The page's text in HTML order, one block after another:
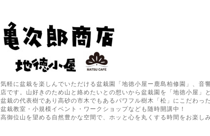
気軽に盆栽を楽しんでいただける盆栽園「地徳小屋ー鹿島柏修園」、
店です。山好きのため山と絡めたいとの想いから盆栽園を「地徳小屋」
盆栽の代表樹であり高砂の市木でもあるパワフル樹木「松」にこだわっ
盆栽教室・小規模イベント・ワークショップなども随時開講中！
高御位山を望める自然豊かな空間で、ホッと心を丸くする時間をお楽し